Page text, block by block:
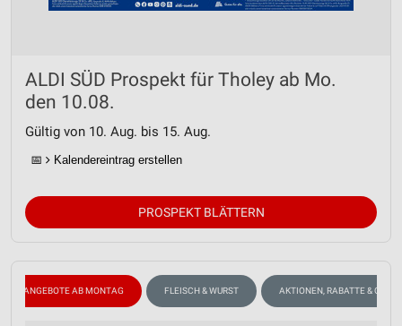
ALDI SÜD Prospekt für Tholey ab Mo.
den 10.08.
Gültig von 10. Aug. bis 15. Aug.
📅 Kalendereintrag erstellen
PROSPEKT BLÄTTERN
ANGEBOTE AB MONTAG FLEISCH & WURST AKTIONEN, RABATTE &